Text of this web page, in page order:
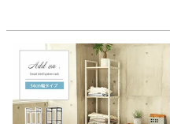
生活用品
キッチン用品